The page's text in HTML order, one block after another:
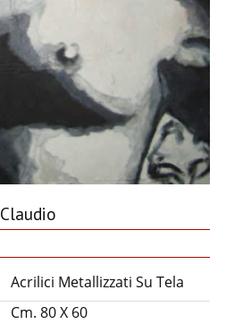
Acrilici Metallizzati Su Tela
Cm. 80 X 60